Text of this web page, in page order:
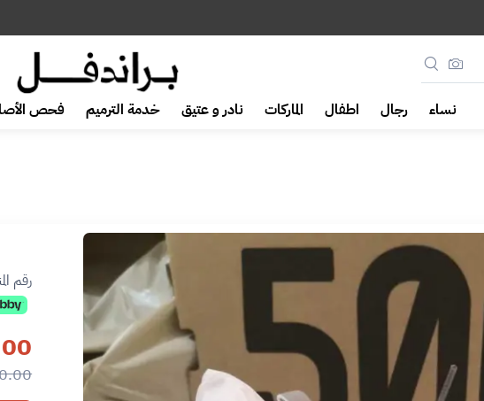
نساء رجال اطفال الماركات نادر و عتيق خدمة الترميم فحص
رقم